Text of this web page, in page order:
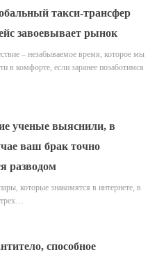
такси-трансфер
завоевывает рынок
– незабываемое время, которое мы
в комфорте, если заранее позаботимся
ученые выяснили, в
ваш брак точно
разводом
которые знакомятся в интернете, в
трех…
способное